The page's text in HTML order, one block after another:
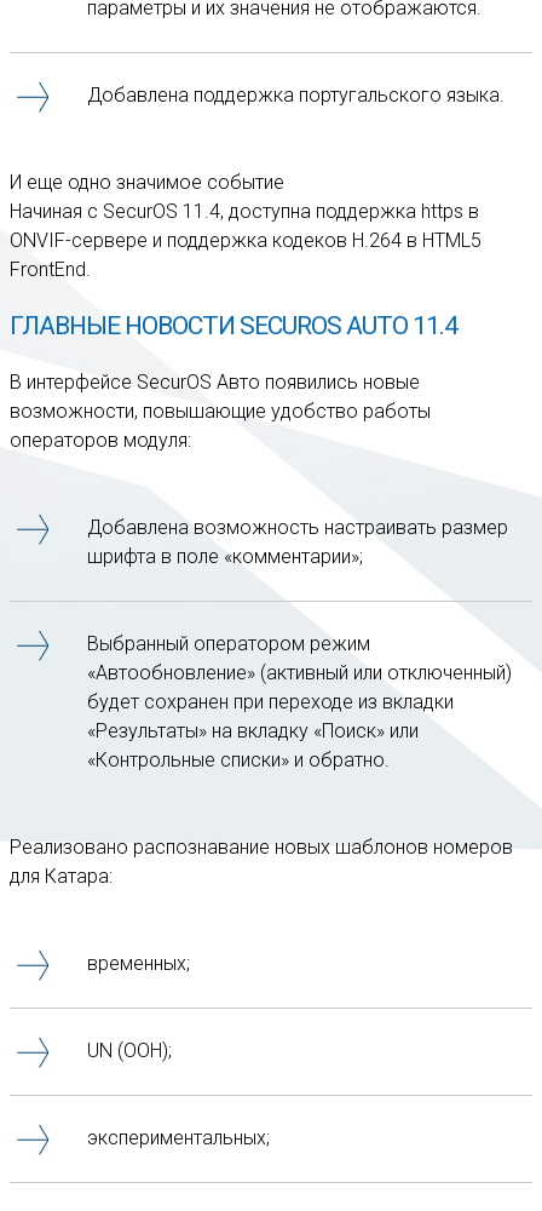
параметры и их значения не отображаются.
Добавлена поддержка португальского языка.
И еще одно значимое событие
Начиная с SecurOS 11.4, доступна поддержка https в
ONVIF-сервере и поддержка кодеков Н.264 в HTML5
FrontEnd.
ГЛАВНЫЕ НОВОСТИ SECUROS AUTO 11.4
В интерфейсе SecurOS Авто появились новые
возможности, повышающие удобство работы
операторов модуля:
Добавлена возможность настраивать размер
шрифта в поле «комментарии»;
Выбранный оператором режим
«Автообновление» (активный или отключенный)
будет сохранен при переходе из вкладки
«Результаты» на вкладку «Поиск» или
«Контрольные списки» и обратно.
Реализовано распознавание новых шаблонов номеров
для Катара:
временных;
UN (ООН);
экспериментальных;